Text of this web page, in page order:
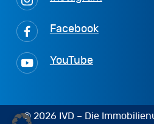
Facebook
YouTube
© 2026 IVD – Die